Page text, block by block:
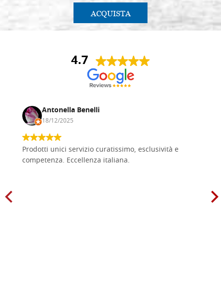
ACQUISTA
4.7
Antonella Benelli
18/12/2025
Prodotti unici servizio curatissimo, esclusività e
competenza. Eccellenza italiana.